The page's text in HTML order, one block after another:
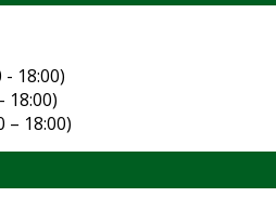
18:00)
18:00)
– 18:00)